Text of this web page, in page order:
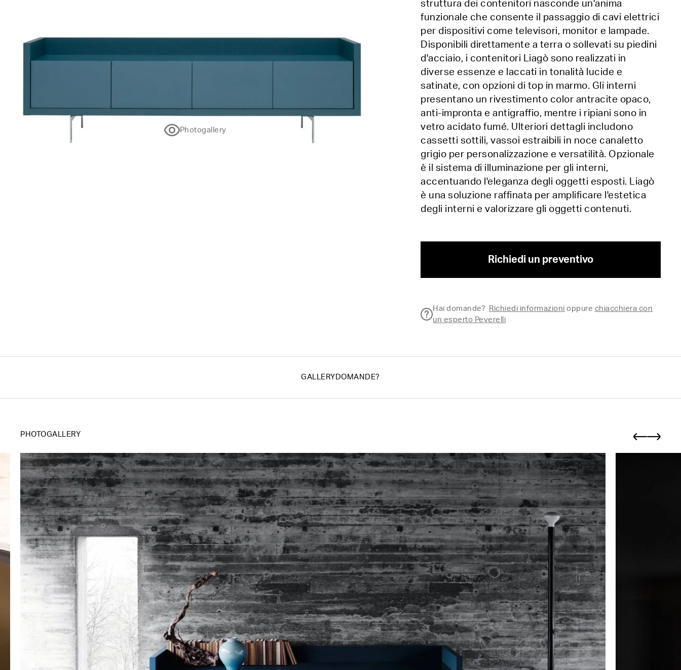
Photogallery
struttura dei contenitori nasconde un'anima
funzionale che consente il passaggio di cavi elettrici
per dispositivi come televisori, monitor e lampade.
Disponibili direttamente a terra o sollevati su piedini
d'acciaio, i contenitori Liagò sono realizzati in
diverse essenze e laccati in tonalità lucide e
satinate, con opzioni di top in marmo. Gli interni
presentano un rivestimento color antracite opaco,
anti-impronta e antigraffio, mentre i ripiani sono in
vetro acidato fumé. Ulteriori dettagli includono
cassetti sottili, vassoi estraibili in noce canaletto
grigio per personalizzazione e versatilità. Opzionale
è il sistema di illuminazione per gli interni,
accentuando l'eleganza degli oggetti esposti. Liagò
è una soluzione raffinata per amplificare l'estetica
degli interni e valorizzare gli oggetti contenuti.
Richiedi un preventivo
Hai domande? Richiedi informazioni oppure chiacchiera con
un esperto Peverelli
GALLERY DOMANDE?
PHOTOGALLERY